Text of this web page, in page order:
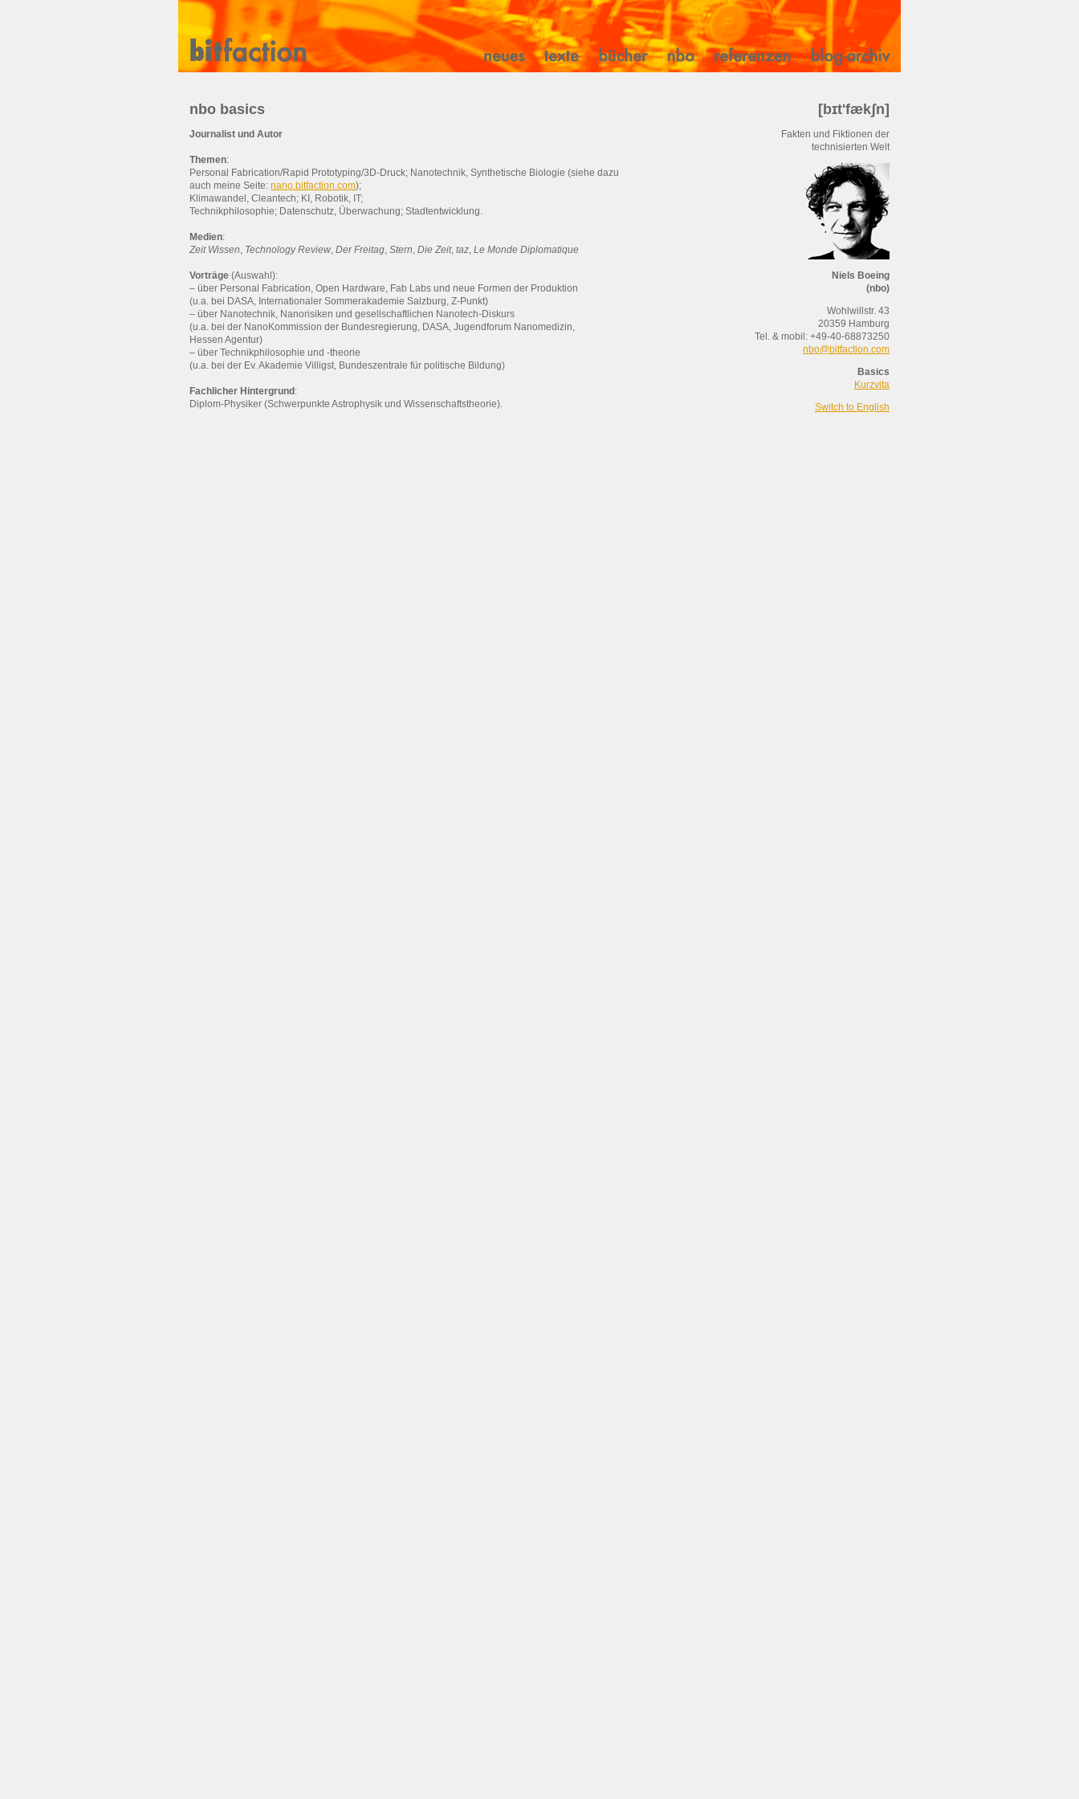
[bɪt'fækʃn]
Fakten und Fiktionen der
technisierten Welt
Niels Boeing
(nbo)
Wohlwillstr. 43
20359 Hamburg
Tel. & mobil: +49-40-68873250
nbo@bitfaction.com
Basics
Kurzvita
Switch to English
nbo basics
Journalist und Autor
Themen:
Personal Fabrication/Rapid Prototyping/3D-Druck; Nanotechnik, Synthetische Biologie (siehe dazu
auch meine Seite: nano.bitfaction.com);
Klimawandel, Cleantech; KI, Robotik, IT;
Technikphilosophie; Datenschutz, Überwachung; Stadtentwicklung.
Medien:
Zeit Wissen, Technology Review, Der Freitag, Stern, Die Zeit, taz, Le Monde Diplomatique
Vorträge (Auswahl):
– über Personal Fabrication, Open Hardware, Fab Labs und neue Formen der Produktion
(u.a. bei DASA, Internationaler Sommerakademie Salzburg, Z-Punkt)
– über Nanotechnik, Nanorisiken und gesellschaftlichen Nanotech-Diskurs
(u.a. bei der NanoKommission der Bundesregierung, DASA, Jugendforum Nanomedizin,
Hessen Agentur)
– über Technikphilosophie und -theorie
(u.a. bei der Ev. Akademie Villigst, Bundeszentrale für politische Bildung)
Fachlicher Hintergrund :
Diplom-Physiker (Schwerpunkte Astrophysik und Wissenschaftstheorie).